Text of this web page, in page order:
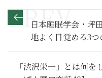
日本睡眠学会・坪
地よく目覚める3つ
「渋沢栄一」とは何